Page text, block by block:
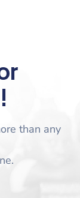
than any